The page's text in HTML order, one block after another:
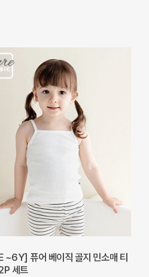
~6Y] 퓨어 베이직 골지 민소매 티
세트